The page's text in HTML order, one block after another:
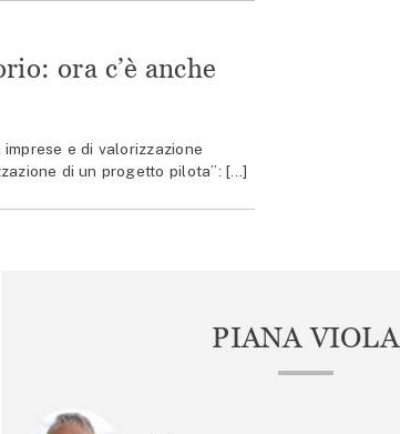
ora c’è anche
e di valorizzazione
di un progetto pilota”: […]
PIANA VIOLA